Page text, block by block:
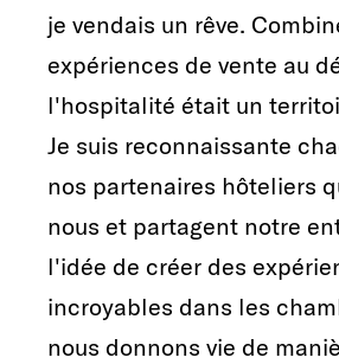
je vendais un rêve.
expériences de vente au
l'hospitalité était un
Je suis reconnaissante
nos partenaires hôteliers
nous et partagent notre
l'idée de créer des
incroyables dans les
nous donnons vie de